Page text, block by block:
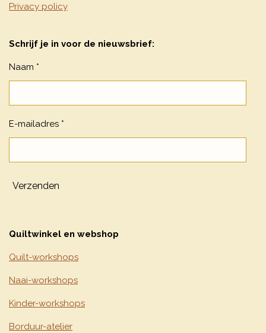
Privacy policy
Schrijf je in voor de nieuwsbrief:
Naam *
E-mailadres *
Verzenden
Quiltwinkel en webshop
Quilt-workshops
Naai-workshops
Kinder-workshops
Borduur-atelier